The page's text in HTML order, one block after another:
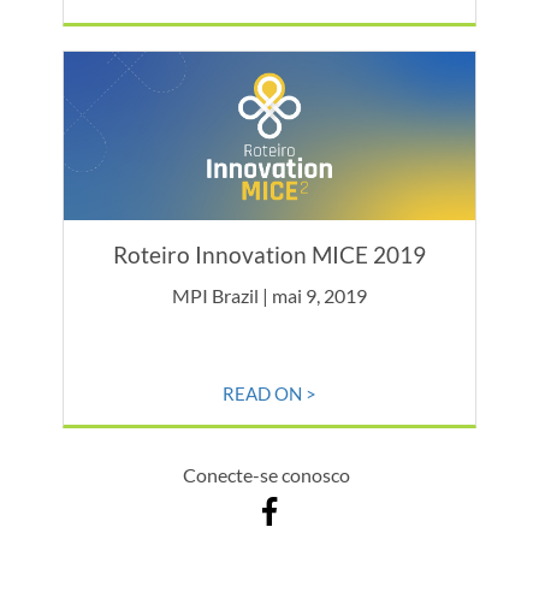
Roteiro Innovation MICE 2019
MPI Brazil | mai 9, 2019
READ ON >
Conecte-se conosco